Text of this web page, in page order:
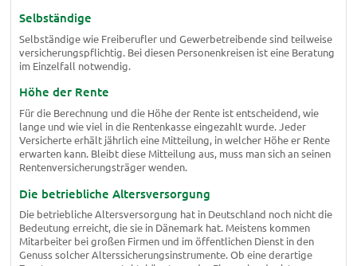
Selbständige
Selbständige wie Freiberufler und Gewerbetreibende sind teilweise
versicherungspflichtig. Bei diesen Personenkreisen ist eine Beratung
im Einzelfall notwendig.
Höhe der Rente
Für die Berechnung und die Höhe der Rente ist entscheidend, wie
lange und wie viel in die Rentenkasse eingezahlt wurde. Jeder
Versicherte erhält jährlich eine Mitteilung, in welcher Höhe er Rente
erwarten kann. Bleibt diese Mitteilung aus, muss man sich an seinen
Rentenversicherungsträger wenden.
Die betriebliche Altersversorgung
Die betriebliche Altersversorgung hat in Deutschland noch nicht die
Bedeutung erreicht, die sie in Dänemark hat. Meistens kommen
Mitarbeiter bei großen Firmen und im öffentlichen Dienst in den
Genuss solcher Alterssicherungsinstrumente. Ob eine derartige